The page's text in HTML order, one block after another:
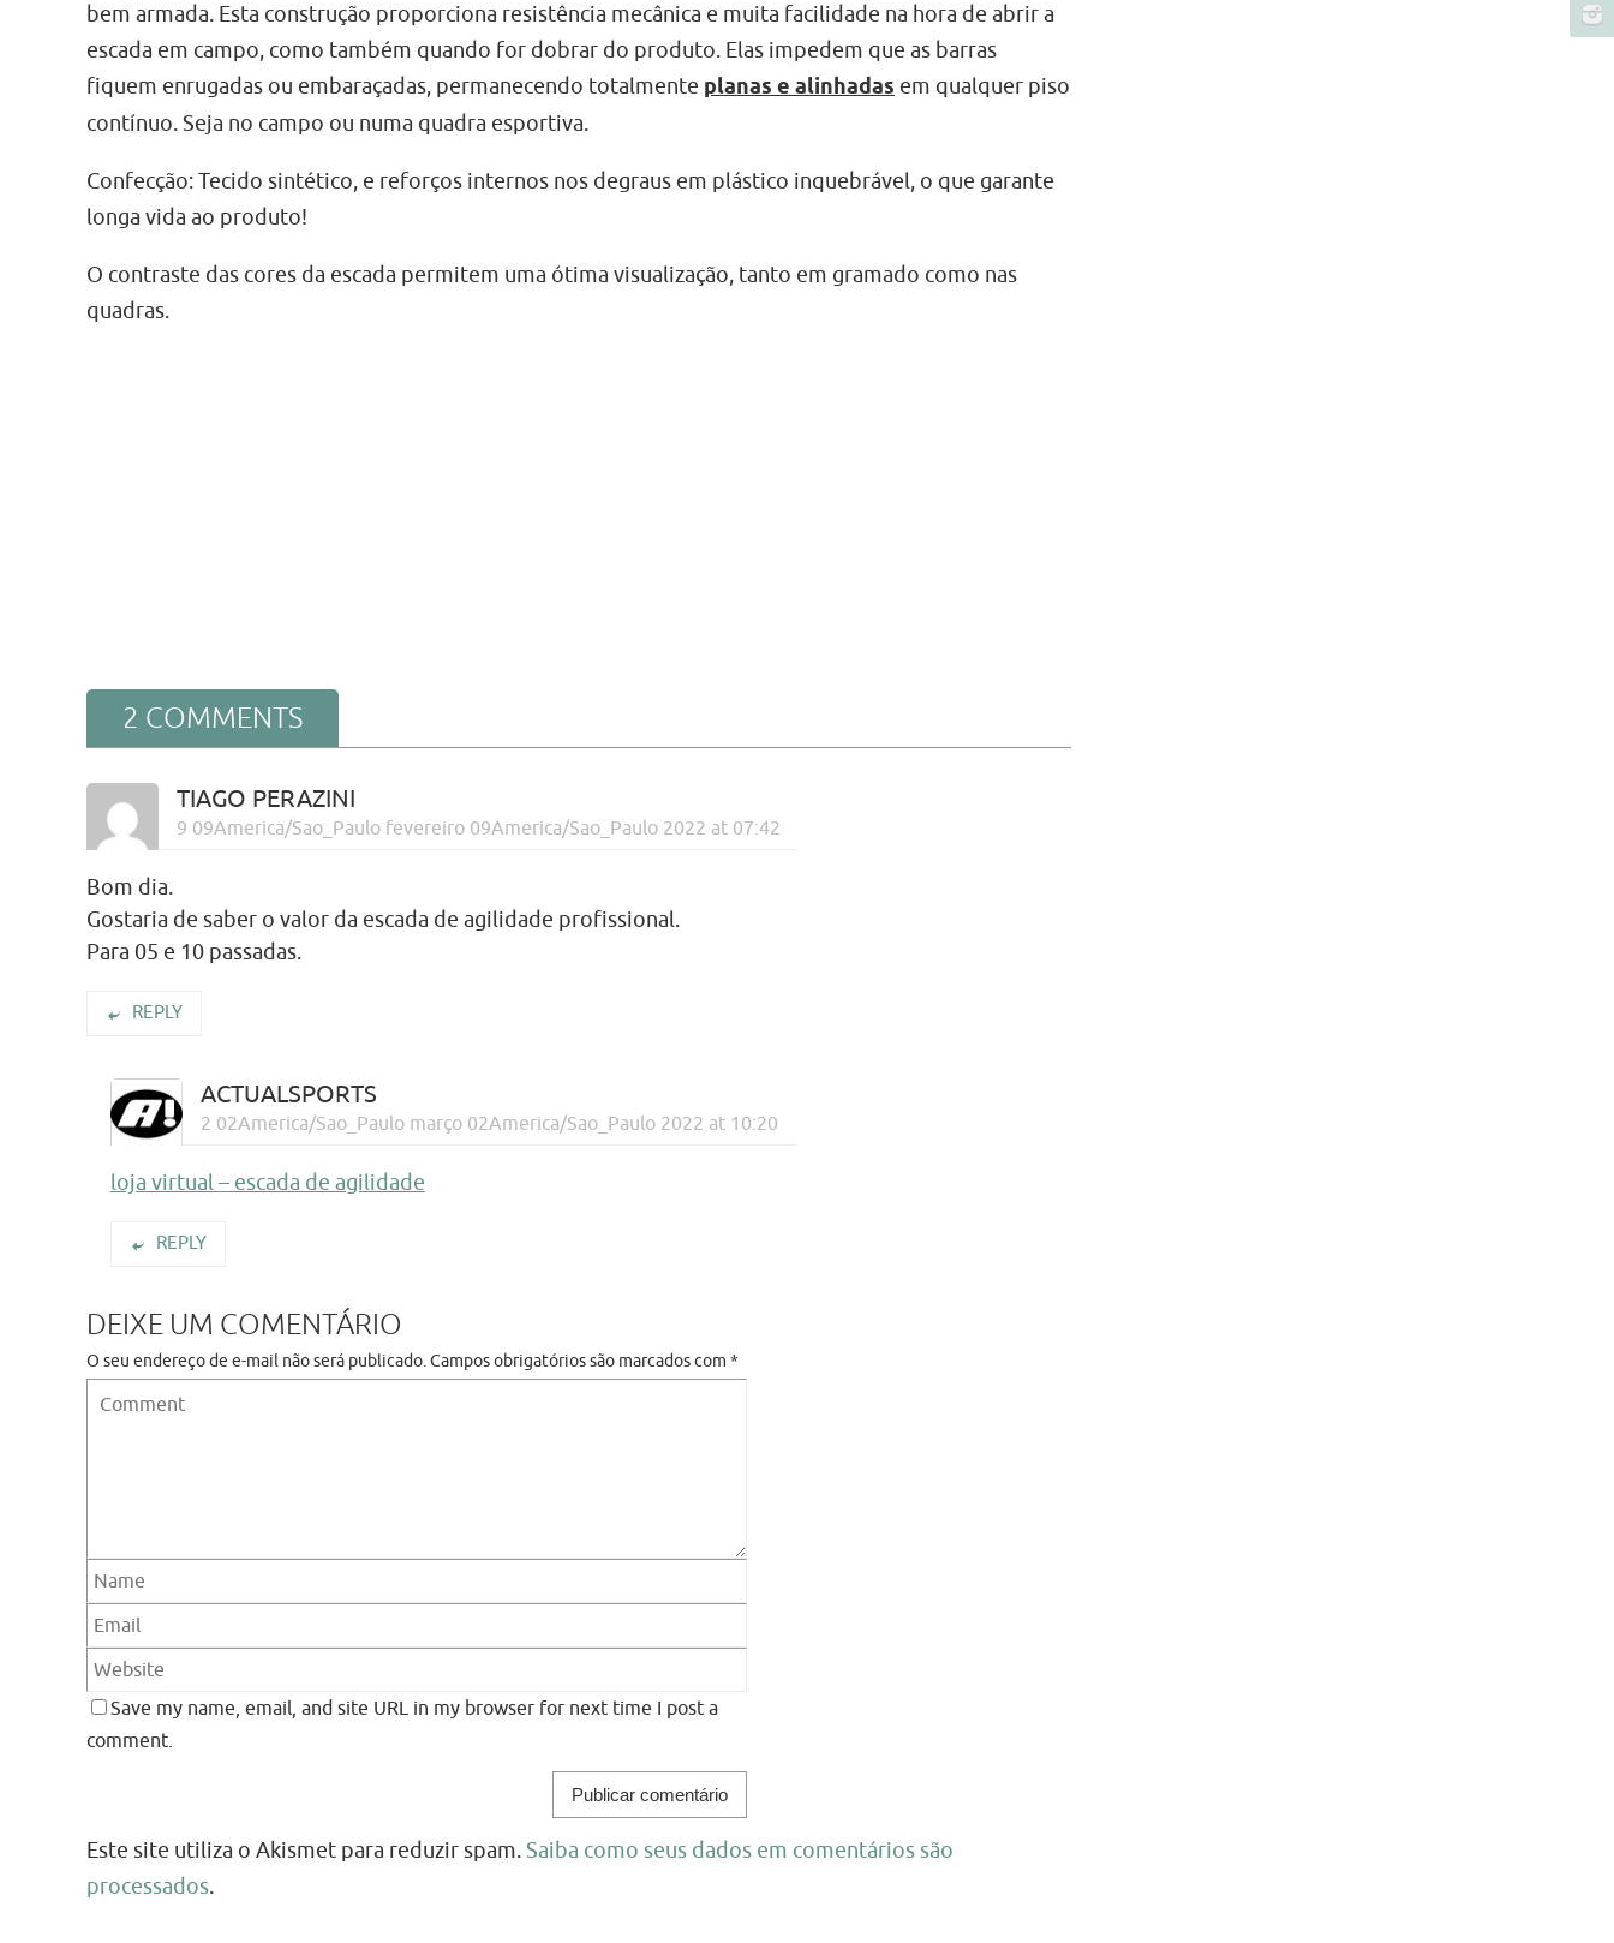
bem armada. Esta construção proporciona resistência mecânica e muita facilidade na hora de abrir a
escada em campo, como também quando for dobrar do produto. Elas impedem que as barras
fiquem enrugadas ou embaraçadas, permanecendo totalmente planas e alinhadas em qualquer piso
contínuo. Seja no campo ou numa quadra esportiva.
Confecção: Tecido sintético, e reforços internos nos degraus em plástico inquebrável, o que garante
longa vida ao produto!
O contraste das cores da escada permitem uma ótima visualização, tanto em gramado como nas
quadras.
2 COMMENTS
TIAGO PERAZINI
9 09America/Sao_Paulo fevereiro 09America/Sao_Paulo 2022 at 07:42
Bom dia.
Gostaria de saber o valor da escada de agilidade profissional.
Para 05 e 10 passadas.
REPLY
ACTUALSPORTS
2 02America/Sao_Paulo março 02America/Sao_Paulo 2022 at 10:20
loja virtual – escada de agilidade
REPLY
DEIXE UM COMENTÁRIO
O seu endereço de e-mail não será publicado.Campos obrigatórios são marcados com *
Save my name, email, and site URL in my browser for next time I post a
comment.
Este site utiliza o Akismet para reduzir spam.Saiba como seus dados em comentários são
processados.